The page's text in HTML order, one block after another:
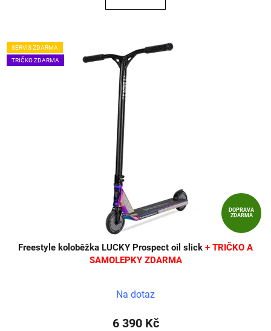
SERVIS ZDARMA
TRIČKO ZDARMA
DOPRAVA
ZDARMA
Freestyle koloběžka LUCKY Prospect oil slick + TRIČKO A
SAMOLEPKY ZDARMA
Na dotaz
6 390 Kč